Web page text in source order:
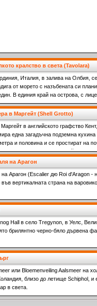
кралство в света (Tavolara)
Италия, в залива на Олбия,
от морето с назъбената си
В единия край на острова, с
склонове се спускат надолу, за
Той е единствената обитаема част
Бертолеоне са живели през
в Маргейт (Shell Grotto)
в английското графство
една загадъчна подземна
и половина и се простират на
като типичен английски
и с каква цел – това все още е
украсени стените и тавана на
на Арагон
Арагон (Escalier дю Roi d'Aragon -
вертикалната страна на
Hall в село Tregynon, в Уелс,
брилянтно черно-бяло дървена
или Bloemenveiling Aalsmeer на
близо до летище Schiphol, и
в света.